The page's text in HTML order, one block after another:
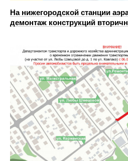
На нижегородской станции
демонтаж конструкций